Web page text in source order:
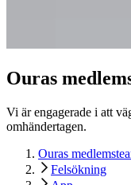
Ouras
Vi är engagerade i att
omhändertagen.
Ouras
Felsökning